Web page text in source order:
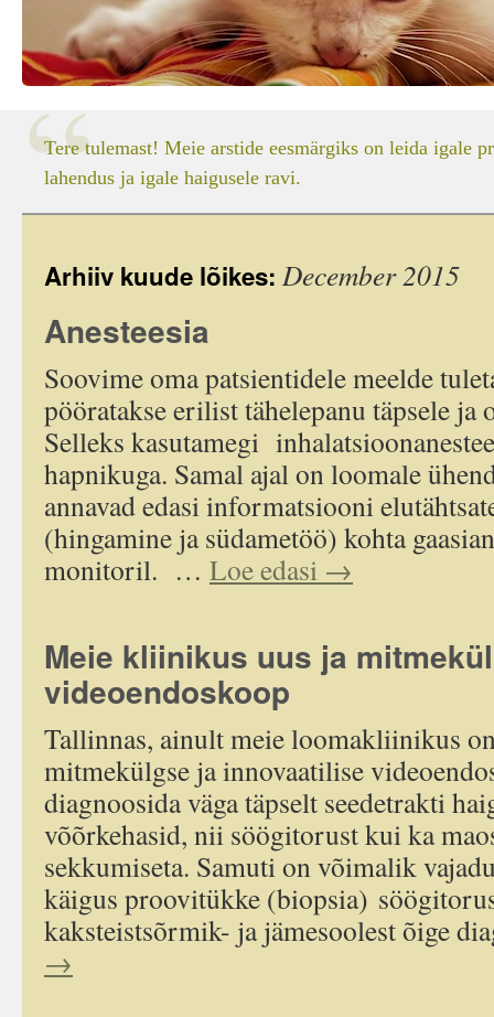
Tere tulemast! Meie arstide eesmärgiks on leida igale
lahendus ja igale haigusele ravi.
Arhiiv kuude lõikes: December 2015
Anesteesia
Soovime oma patsientidele meelde
pööratakse erilist tähelepanu täpsele ja
Selleks kasutamegi
hapnikuga. Samal ajal on loomale
annavad edasi informatsiooni
(hingamine ja südametöö) kohta
monitoril. … Loe edasi →
Meie kliinikus uus ja
videoendoskoop
Tallinnas, ainult meie loomakliinikus
mitmekülgse ja innovaatilise
diagnoosida väga täpselt seedetrakti
võõrkehasid, nii söögitorust kui ka
sekkumiseta. Samuti on võimalik
käigus proovitükke (biopsia)
kaksteistsõrmik- ja jämesoolest õige
→